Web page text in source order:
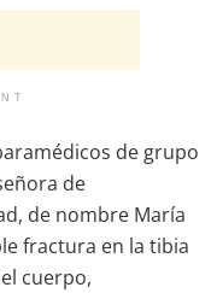
de grupo
de
de nombre María
fractura en la tibia
cuerpo,